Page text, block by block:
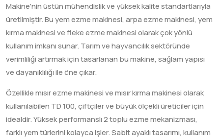
Makine'nin üstün mühendislik ve yüksek kalite standartlarıyla
üretilmiştir. Bu yem ezme makinesi, arpa ezme makinesi, yem
kırma makinesi ve fleke ezme makinesi olarak çok yönlü
kullanım imkanı sunar. Tarım ve hayvancılık sektöründe
verimliliği artırmak için tasarlanan bu makine, sağlam yapısı
ve dayanıklılığı ile öne çıkar.
Özellikle mısır ezme makinesi ve mısır kırma makinesi olarak
kullanılabilen TD 100, çiftçiler ve büyük ölçekli üreticiler için
idealdir. Yüksek performanslı 2 toplu ezme mekanizması,
farklı yem türlerini kolayca işler. Sabit ayaklı tasarımı, kullanım